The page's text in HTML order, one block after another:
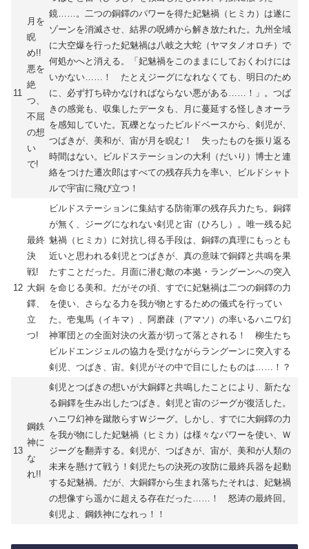
11
月を
睨
め!!
悪を
絶
つ、
不屈
の想
い
で!
鏡……。二つの銅鐸のパワーを得た妃魅禍（ヒミカ）は遂に
ゾーンを消滅させ、結界の呪縛から解き放たれた。九州全域
に大空爆を行った妃魅禍は八岐之大蛇（ヤマタノオロチ）で
何処かへと消える。「妃魅禍をこのままにしておくわけには
いかない……！ たとえジーグになれなくても、明日のため
に、必ず打ち砕かなければならない悪がある……！」。つば
きの感覚も、収集したデータも、月に蔓延する怪しきオーラ
を感知していた。瓦礫となったビルドベースから、剣児が、
つばきが、美和が、宙が月を睨む！ 失ったものを振り返る
時間はない。ビルドステーションの大利（だいり）博士と連
絡をつけた遷次郎はすべての残存兵力を率い、ビルドシャト
ルで宇宙に飛び立つ！
12
最終
決
戦!
大銅
鐸、
立
つ!
ビルドステーションに集結する防衛軍の残存兵力たち。銅鐸
が無く、ジーグになれない剣児と宙（ひろし）。唯一残る妃
魅禍（ヒミカ）に対抗し得る手段は、銅鐸の真理にもっとも
近いと思われる剣児とつばきが、真の意味で銅鐸と共鳴を果
たすことだった。月面に潜む敵の本拠・ラングーンへの突入
を命じる美和。だがその頃、すでに妃魅禍は二つの銅鐸の力
を使い、さらなる力を我が物とするための儀式を行ってい
た。壱鬼馬（イキマ）、阿磨疎（アマソ）の率いるハニワ幻
神軍団との全面対決の火蓋が切って落とされる！ 柳生たち
ビルドエンジェルの協力を受けながらラングーンに突入する
剣児、つばき、宙。剣児がその中で目にしたものは……！？
13
鋼鉄
神に
な
れ!!
剣児とつばきの想いが大銅鐸と共鳴したことにより、新たな
る銅鐸を生み出したつばき。剣児と宙のジーグが復活した。
ハニワ幻神を蹴散らすＷジーグ。しかし、すでに大銅鐸の力
を我が物にした妃魅禍（ヒミカ）は様々なパワーを使い、Ｗ
ジーグを翻弄する。剣児が、つばきが、宙が、美和が人類の
未来を懸けて戦う！剣児たちの決死の攻防に最終兵器を起動
する妃魅禍。だが、大銅鐸から生まれ落ちたそれは、妃魅禍
の想像すら遥かに超える存在だった……！ 怒涛の最終回。
剣児よ、鋼鉄神になれっ！！